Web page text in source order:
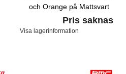
och Orange på Mattsvart
Pris saknas
Visa lagerinformation